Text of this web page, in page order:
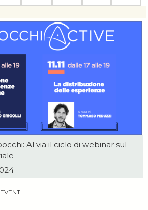
Al via il ciclo di webinar sul